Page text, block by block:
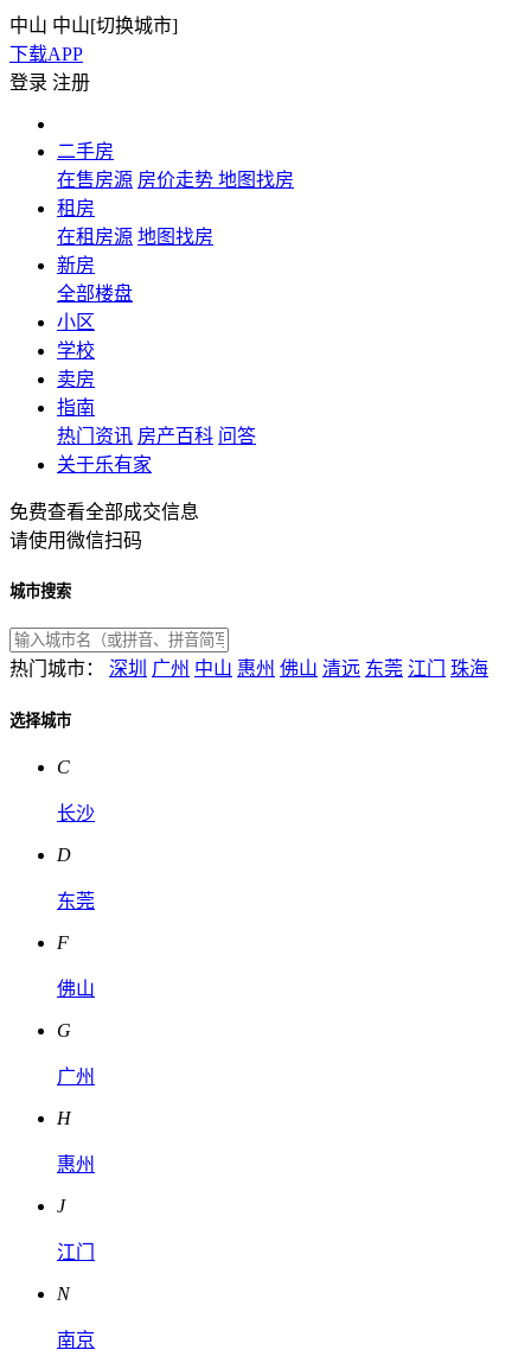
中山 中山[切换城市]
下载APP
登录 注册
二手房
在售房源 房价走势 地图找房
租房
在租房源 地图找房
新房
全部楼盘
小区
学校
卖房
指南
热门资讯 房产百科 问答
关于乐有家
免费查看全部成交信息
请使用微信扫码
城市搜索
热门城市： 深圳 广州 中山 惠州 佛山 清远 东莞 江门 珠海
选择城市
C
长沙
D
东莞
F
佛山
G
广州
H
惠州
J
江门
N
南京